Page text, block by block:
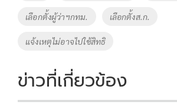
เลือกตั้งผู้ว่าฯกทม. เลือกตั้งส.ก.
แจ้งเหตุไม่อาจไปใช้สิทธิ
ข่าวที่เกี่ยวข้อง